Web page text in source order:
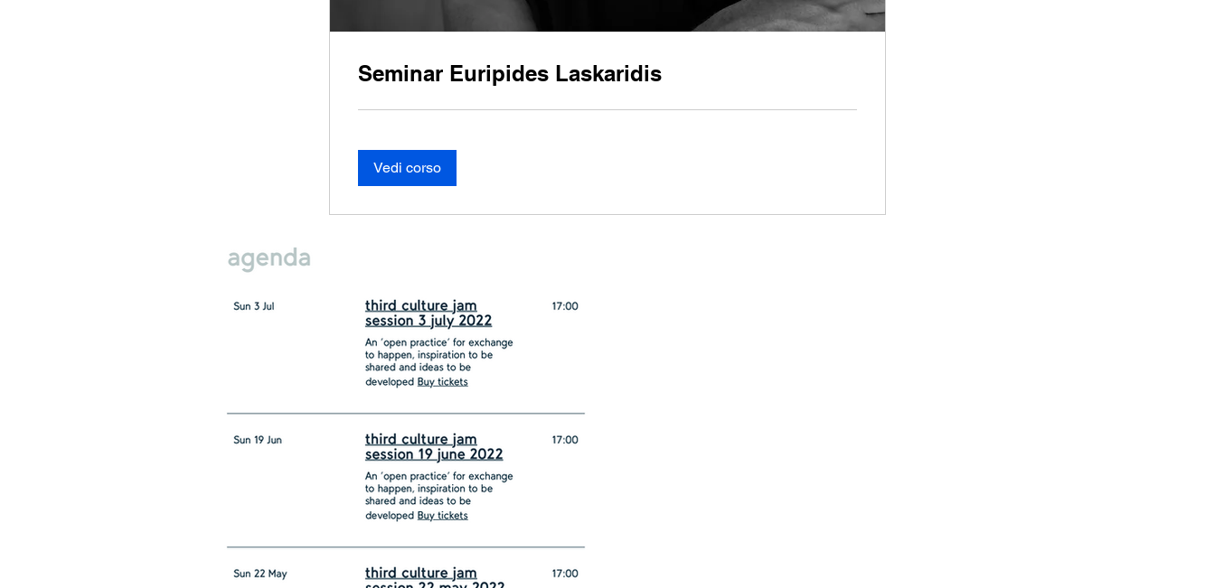
Seminar Euripides Laskaridis
Vedi corso